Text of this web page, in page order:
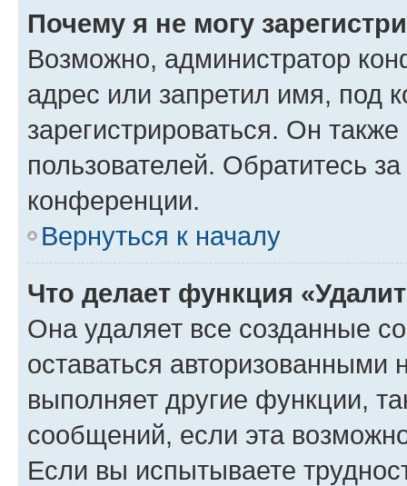
Почему я не могу
Возможно, администратор
адрес или запретил имя, под
зарегистрироваться. Он
пользователей. Обратитесь
конференции.
Вернуться к началу
Что делает функция
Она удаляет все созданные
оставаться авторизованными
выполняет другие функции,
сообщений, если эта
Если вы испытываете